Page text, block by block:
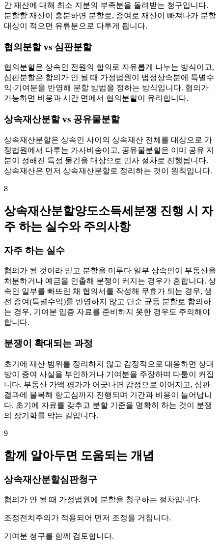
간 재산에 대해 최소 지분의 부족분을 돌려받는 청구입니다.
분할할 재산이 충분하면 분할로, 증여로 재산이 빠져나가 분할
대상이 적으면 유류분으로 다투게 됩니다.
협의분할 vs 심판분할
협의분할은 상속인 전원의 합의로 자유롭게 나누는 방식이고,
심판분할은 합의가 안 될 때 가정법원이 법정상속분에 특별수
익·기여분을 반영해 분할 방법을 정하는 방식입니다. 협의가
가능하면 비용과 시간 면에서 협의분할이 유리합니다.
상속재산분할 vs 공유물분할
상속재산분할은 상속인 사이의 상속재산 전체를 대상으로 가
정법원에서 다루는 가사비송이고, 공유물분할은 이미 공유 지
분이 정해진 특정 물건을 대상으로 민사 절차로 진행됩니다.
상속재산은 먼저 상속재산분할로 정리하는 것이 원칙입니다.
8
상속재산분할양도소득세분쟁 진행 시 자
주 하는 실수와 주의사항
자주 하는 실수
협의가 될 것이라 믿고 분할을 미루다 일부 상속인이 부동산을
처분하거나 예금을 인출해 분쟁이 커지는 경우가 흔합니다. 상
속인 일부를 빠뜨린 채 협의서를 작성해 무효가 되는 경우, 생
전 증여(특별수익)를 반영하지 않고 단순 균등 분할로 합의하
는 경우, 기여분 입증 자료를 준비하지 못한 경우도 주의해야
합니다.
분쟁이 확대되는 과정
초기에 재산 범위를 정리하지 않고 감정적으로 대응하면 상대
방이 증여 사실을 부인하거나 기여분을 주장하며 다툼이 커집
니다. 부동산 가액 평가가 어긋나면 감정으로 이어지고, 심판
결과에 불복해 항고심까지 진행되며 기간과 비용이 늘어납니
다. 초기에 자료를 갖추고 분할 기준을 명확히 하는 것이 분쟁
의 장기화를 막는 길입니다.
9
함께 알아두면 도움되는 개념
상속재산분할심판청구
협의가 안 될 때 가정법원에 분할을 청구하는 절차입니다.
조정전치주의가 적용되어 먼저 조정을 거칩니다.
기여분 청구를 함께 검토합니다.